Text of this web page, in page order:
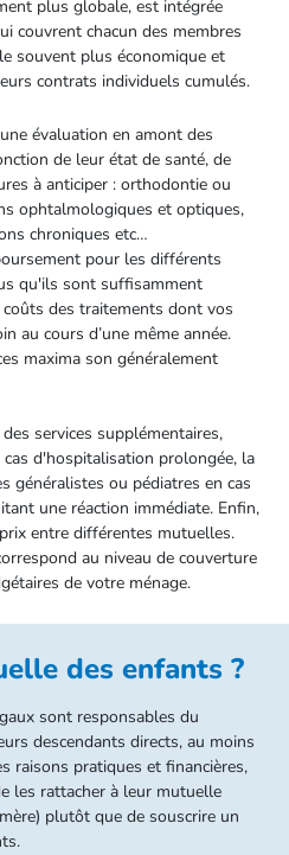
plus globale, est intégrée
couvrent chacun des membres
souvent plus économique et
contrats individuels cumulés.
évaluation en amont des
de leur état de santé, de
à anticiper : orthodontie ou
ophtalmologiques et optiques,
chroniques etc…
pour les différents
qu'ils sont suffisamment
des traitements dont vos
au cours d’une même année.
maxima son généralement
services supplémentaires,
d'hospitalisation prolongée, la
généralistes ou pédiatres en cas
une réaction immédiate. Enfin,
entre différentes mutuelles.
au niveau de couverture
de votre ménage.
des enfants ?
sont responsables du
descendants directs, au moins
raisons pratiques et financières,
les rattacher à leur mutuelle
plutôt que de souscrire un